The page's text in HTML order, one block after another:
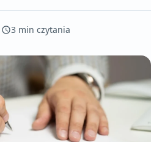
3 min czytania